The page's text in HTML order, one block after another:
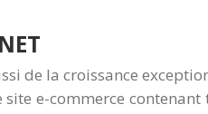
de la croissance
e-commerce